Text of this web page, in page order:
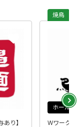
り】 Wワークも
焼鳥
ホール